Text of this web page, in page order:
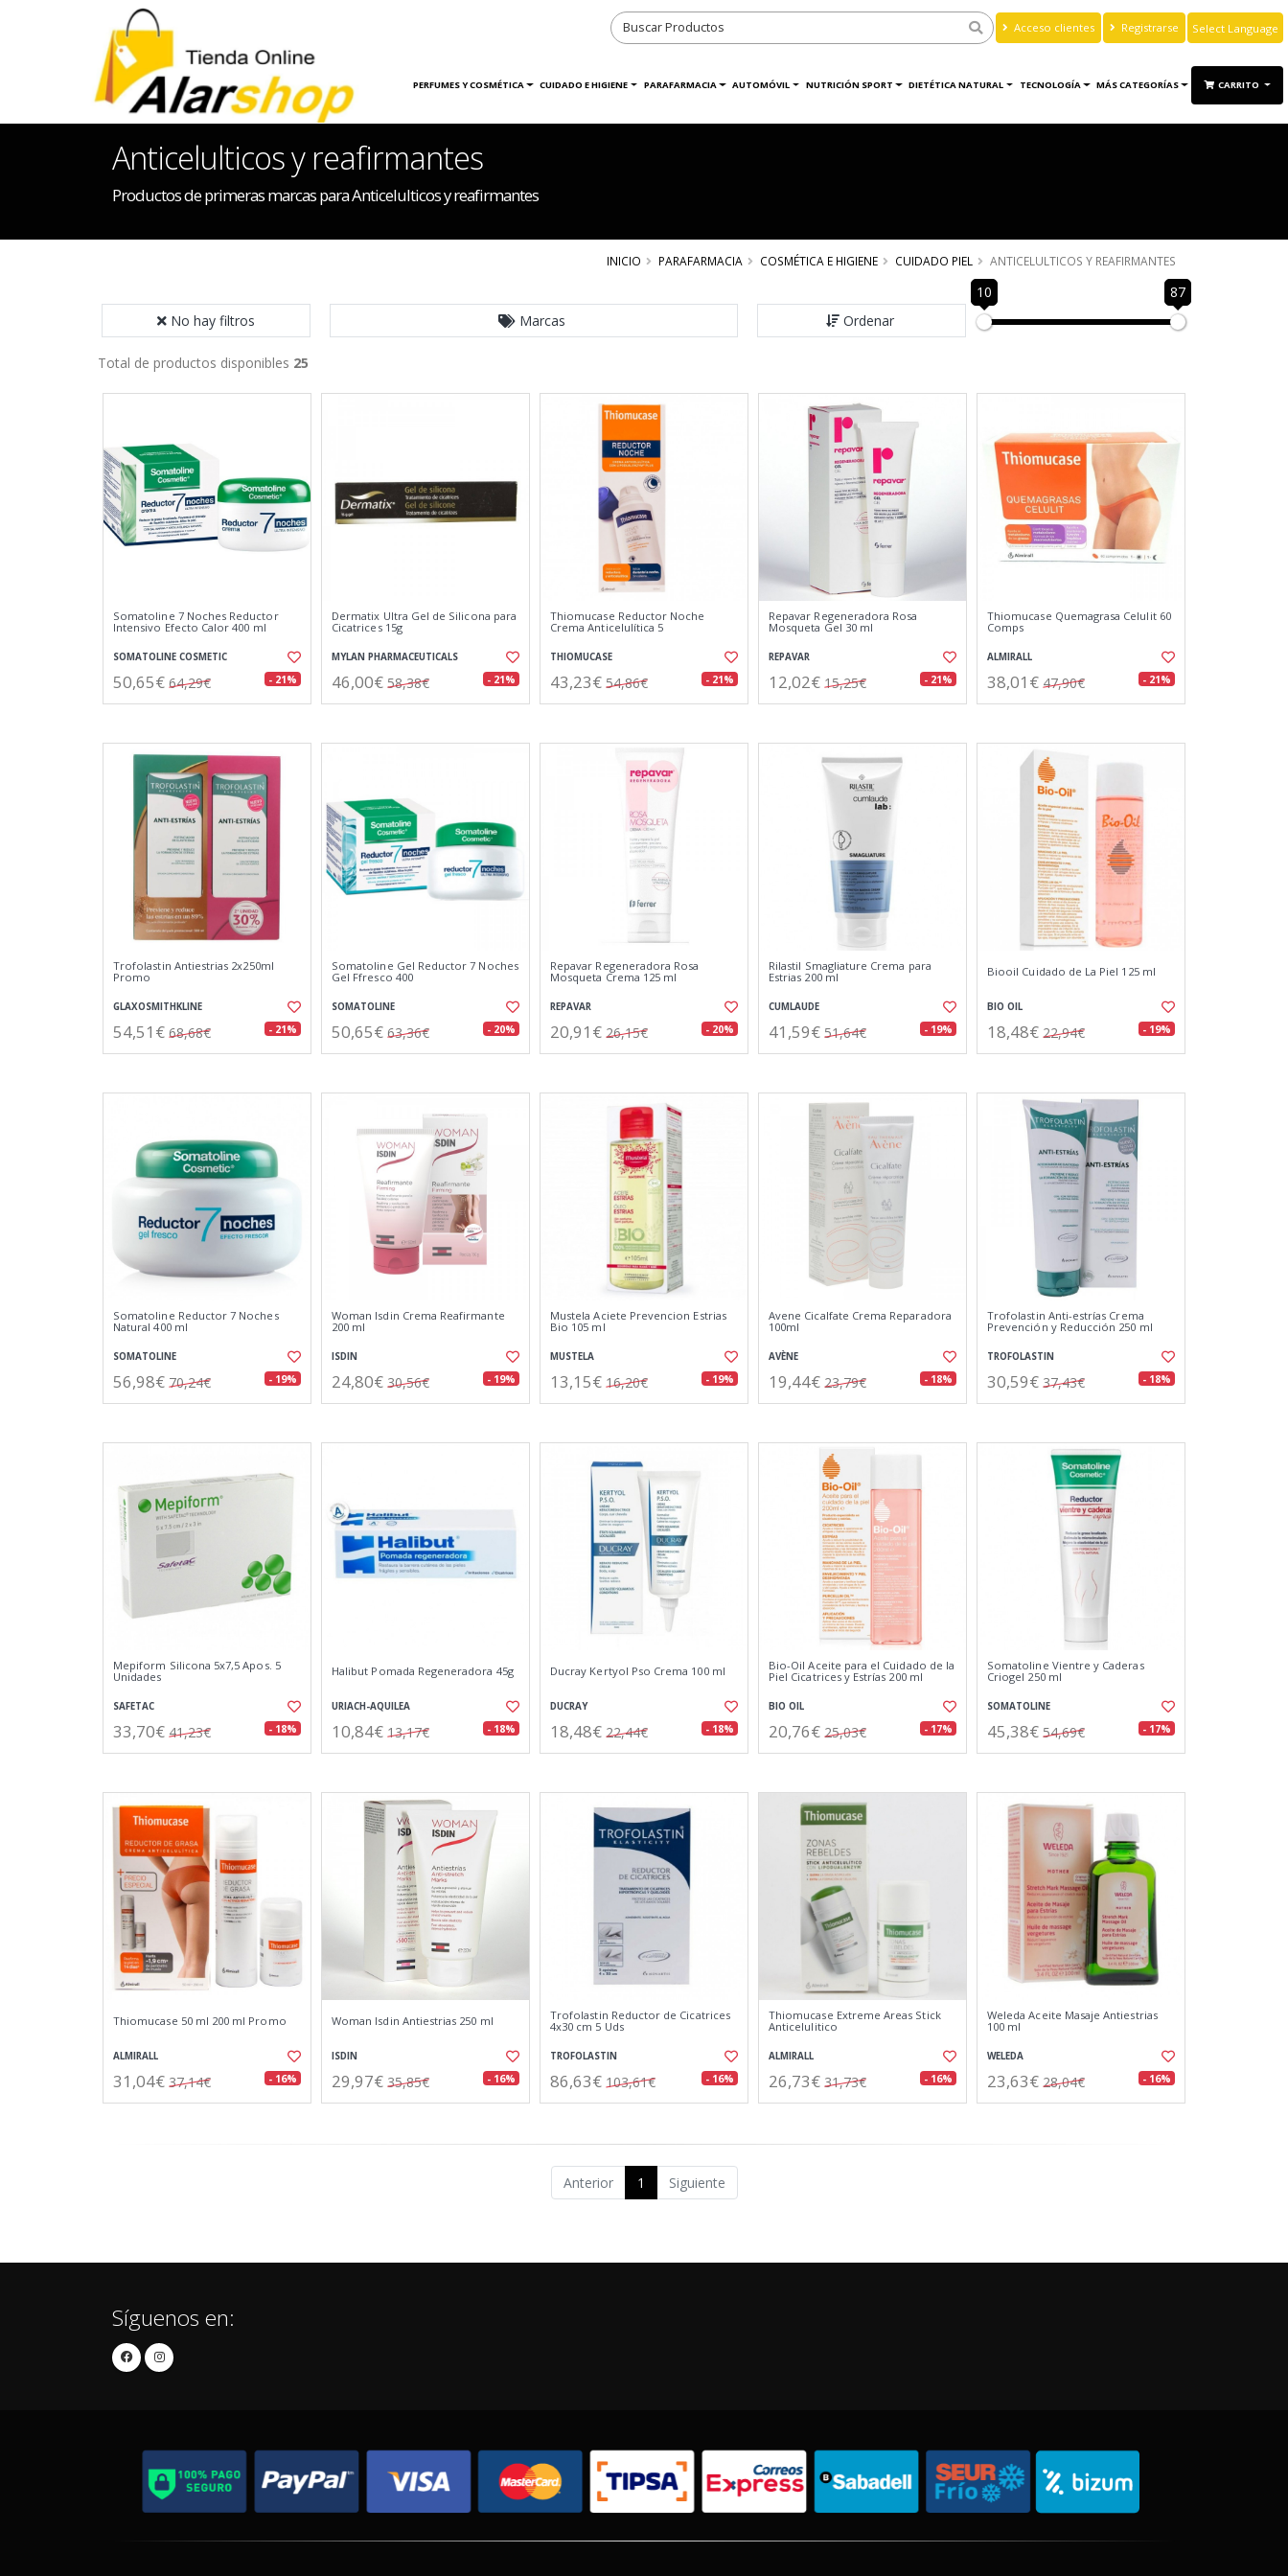
Acceso clientes Registrarse
Translate
INICIO PERFUMES Y COSMÉTICA CUIDADO E HIGIENE PARAFARMACIA AUTOMÓVIL NUTRICIÓN SPORT DIETÉTICA NATURAL TECNOLOGÍA MÁS CATEGORÍAS CARRITO
Anticelulticos y reafirmantes
Productos de primeras marcas para Anticelulticos y reafirmantes
INICIO PARAFARMACIA COSMÉTICA E HIGIENE CUIDADO PIEL ANTICELULTICOS Y REAFIRMANTES
No hay filtros Marcas Ordenar
10 87
Total de productos disponibles 25
Somatoline 7 Noches Reductor
Intensivo Efecto Calor 400 ml
SOMATOLINE COSMETIC
50,65€ 64,29€ - 21%
Dermatix Ultra Gel de Silicona para
Cicatrices 15g
MYLAN PHARMACEUTICALS
46,00€ 58,38€ - 21%
Thiomucase Reductor Noche
Crema Anticelulítica 5
THIOMUCASE
43,23€ 54,86€ - 21%
Repavar Regeneradora Rosa
Mosqueta Gel 30 ml
REPAVAR
12,02€ 15,25€ - 21%
Thiomucase Quemagrasa Celulit 60
Comps
ALMIRALL
38,01€ 47,90€ - 21%
Trofolastin Antiestrias 2x250ml
Promo
GLAXOSMITHKLINE
54,51€ 68,68€ - 21%
Somatoline Gel Reductor 7 Noches
Gel Ffresco 400
SOMATOLINE
50,65€ 63,36€ - 20%
Repavar Regeneradora Rosa
Mosqueta Crema 125 ml
REPAVAR
20,91€ 26,15€ - 20%
Rilastil Smagliature Crema para
Estrias 200 ml
CUMLAUDE
41,59€ 51,64€ - 19%
Biooil Cuidado de La Piel 125 ml
BIO OIL
18,48€ 22,94€ - 19%
Somatoline Reductor 7 Noches
Natural 400 ml
SOMATOLINE
56,98€ 70,24€ - 19%
Woman Isdin Crema Reafirmante
200 ml
ISDIN
24,80€ 30,56€ - 19%
Mustela Aciete Prevencion Estrias
Bio 105 ml
MUSTELA
13,15€ 16,20€ - 19%
Avene Cicalfate Crema Reparadora
100ml
AVÈNE
19,44€ 23,79€ - 18%
Trofolastin Anti-estrías Crema
Prevención y Reducción 250 ml
TROFOLASTIN
30,59€ 37,43€ - 18%
Mepiform Silicona 5x7,5 Apos. 5
Unidades
SAFETAC
33,70€ 41,23€ - 18%
Halibut Pomada Regeneradora 45g
URIACH-AQUILEA
10,84€ 13,17€ - 18%
Ducray Kertyol Pso Crema 100 ml
DUCRAY
18,48€ 22,44€ - 18%
Bio-Oil Aceite para el Cuidado de la
Piel Cicatrices y Estrías 200 ml
BIO OIL
20,76€ 25,03€ - 17%
Somatoline Vientre y Caderas
Criogel 250 ml
SOMATOLINE
45,38€ 54,69€ - 17%
Thiomucase 50 ml 200 ml Promo
ALMIRALL
31,04€ 37,14€ - 16%
Woman Isdin Antiestrias 250 ml
ISDIN
29,97€ 35,85€ - 16%
Trofolastin Reductor de Cicatrices
4x30 cm 5 Uds
TROFOLASTIN
86,63€ 103,61€ - 16%
Thiomucase Extreme Areas Stick
Anticelulitico
ALMIRALL
26,73€ 31,73€ - 16%
Weleda Aceite Masaje Antiestrias
100 ml
WELEDA
23,63€ 28,04€ - 16%
Anterior 1 Siguiente
Síguenos en: